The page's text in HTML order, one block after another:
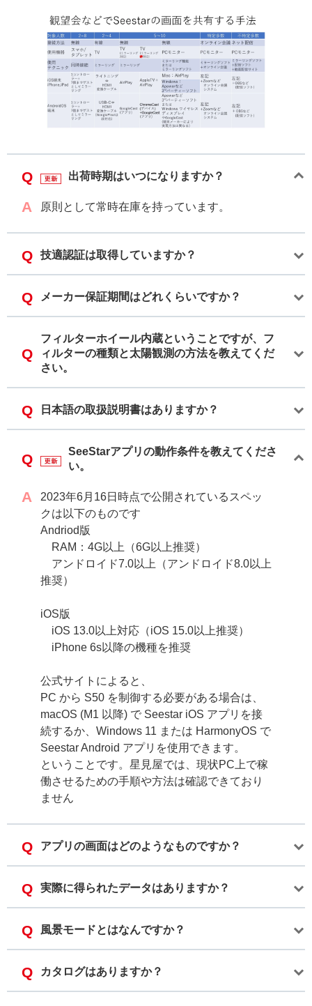
出荷時期はいつになりますか？
原則として常時在庫を持っています。
技適認証は取得していますか？
メーカー保証期間はどれくらいですか？
フィルターホイール内蔵ということですが、フ
ィルターの種類と太陽観測の方法を教えてくだ
さい。
日本語の取扱説明書はありますか？
SeeStarアプリの動作条件を教えてくださ
い。
2023年6月16日時点で公開されているスペッ
クは以下のものです
Andriod版
RAM：4G以上（6G以上推奨）
アンドロイド7.0以上（アンドロイド8.0以上
推奨）
iOS版
iOS 13.0以上対応（iOS 15.0以上推奨）
iPhone 6s以降の機種を推奨
公式サイトによると、
PC から S50 を制御する必要がある場合は、
macOS (M1 以降) で Seestar iOS アプリを接
続するか、Windows 11 または HarmonyOS で
Seestar Android アプリを使用できます。
ということです。星見屋では、現状PC上で稼
働させるための手順や方法は確認できており
ません
アプリの画面はどのようなものですか？
実際に得られたデータはありますか？
風景モードとはなんですか？
カタログはありますか？